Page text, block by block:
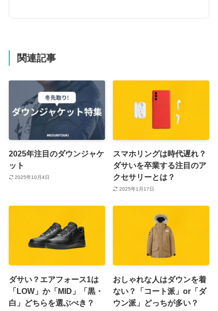
関連記事
2025年注目のダウンジャケ
ット
2025年10月4日
スマホリングは時代遅れ？
ダサいを卒業する注目のア
クセサリーとは？
2025年1月17日
ダサい？エアフォース1は
「LOW」か「MID」「黒・
白」どちらを選ぶべき？
おしゃれな人はダウンを着
ない？「コート派」or「ダ
ウン派」どっちが多い？